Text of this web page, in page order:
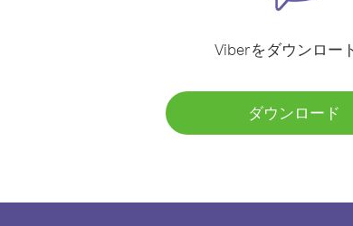
Viberをダウンロー
ダウンロード